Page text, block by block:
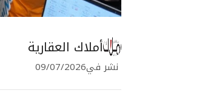
أملاك العقارية
نشر في09/07/2026